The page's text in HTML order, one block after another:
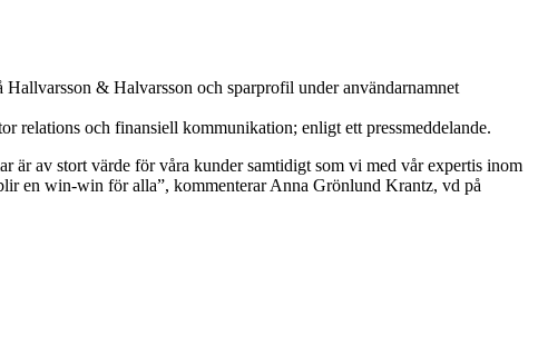
& Halvarsson och sparprofil under användarnamnet
relations och finansiell kommunikation; enligt ett pressmeddelande.
är av stort värde för våra kunder samtidigt som vi med vår expertis inom
en win-win för alla”, kommenterar Anna Grönlund Krantz, vd på